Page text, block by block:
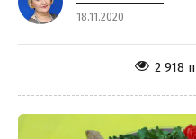
18.11.2020
2 918